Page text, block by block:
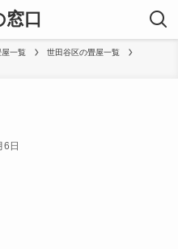
窓口
一覧
世田谷区の畳屋一覧
6日